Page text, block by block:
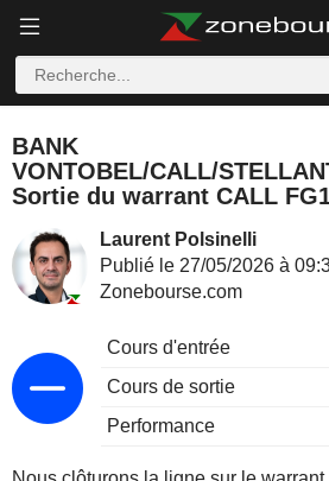
BANK
VONTOBEL/CALL/
Sortie du warrant CALL
Laurent Polsinelli
Publié le 27/05/2026 à
Zonebourse.com
Cours d'entrée
Cours de sortie
Performance